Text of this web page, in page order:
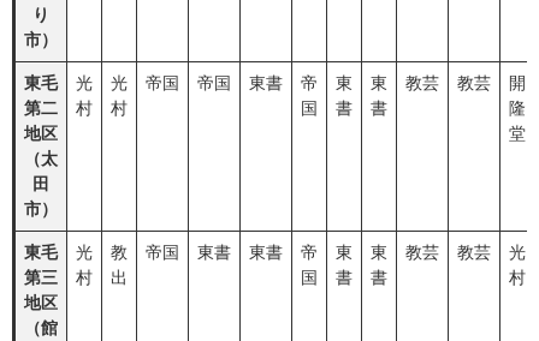
り
市）
東毛
第二
地区
（太
田
市）
光
村
光
村
帝国 帝国 東書
帝
国
東
書
東
書
教芸 教芸
開
隆
堂
東毛
第三
地区
（館
光
村
教
出
帝国 東書 東書
帝
国
東
書
東
書
教芸 教芸
光
村